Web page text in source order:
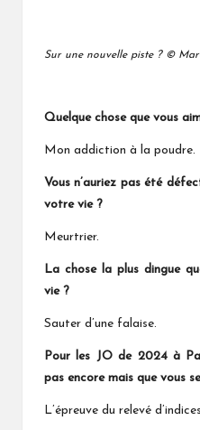
Sur une nouvelle piste ? ©
Quelque chose que vous
Mon addiction à la poudre.
Vous n’auriez pas été
votre vie ?
Meurtrier.
La chose la plus dingue
vie ?
Sauter d’une falaise.
Pour les JO de 2024 à
pas encore mais que vous
L’épreuve du relevé